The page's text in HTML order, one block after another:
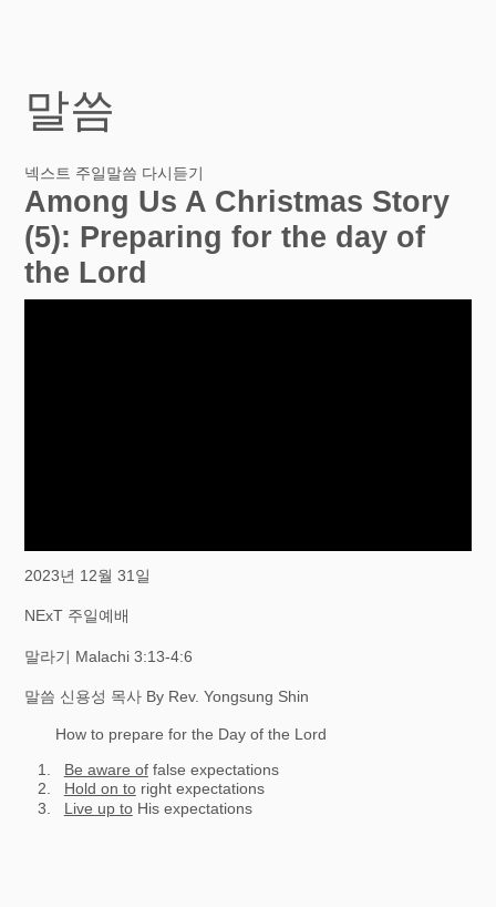
말씀
넥스트 주일말씀 다시듣기
Among Us A Christmas Story
(5): Preparing for the day of
the Lord
2023년 12월 31일
NExT 주일예배
말라기 Malachi 3:13-4:6
말씀 신용성 목사 By Rev. Yongsung Shin
How to prepare for the Day of the Lord
Be aware offalse expectations
Hold on toright expectations
Live up toHis expectations